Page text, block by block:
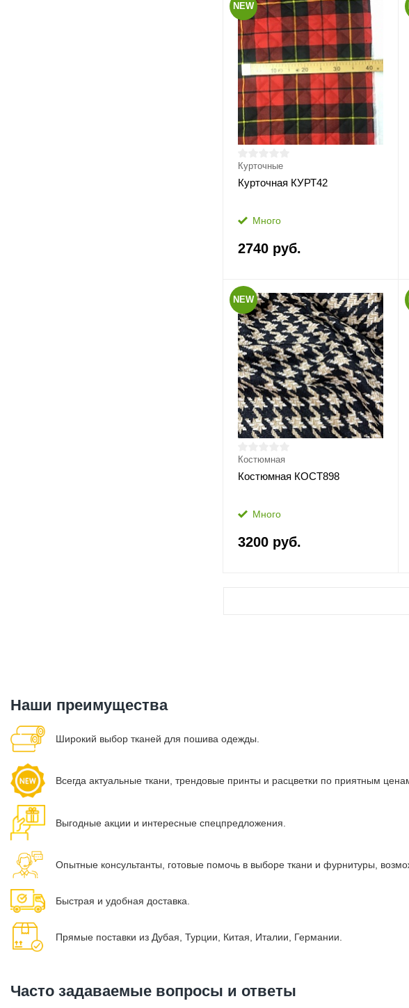
NEW
Курточные
Курточная КУРТ42
Много
2740 руб.
NEW
Костюмная
Костюмная КОСТ898
Много
3200 руб.
Наши преимущества
Широкий выбор тканей для пошива одежды.
Всегда актуальные ткани, трендовые принты и расцветки по приятным
Выгодные акции и интересные спецпредложения.
Опытные консультанты, готовые помочь в выборе ткани и фурнитуры,
Быстрая и удобная доставка.
Прямые поставки из Дубая, Турции, Китая, Италии, Германии.
Часто задаваемые вопросы и ответы